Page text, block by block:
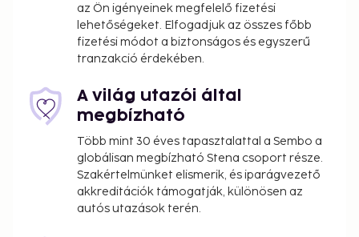
az Ön igényeinek megfelelő fizetési
lehetőségeket. Elfogadjuk az összes főbb
fizetési módot a biztonságos és egyszerű
tranzakció érdekében.
A világ utazói által
megbízható
Több mint 30 éves tapasztalattal a Sembo a
globálisan megbízható Stena csoport része.
Szakértelmünket elismerik, és iparágvezető
akkreditációk támogatják, különösen az
autós utazások terén.